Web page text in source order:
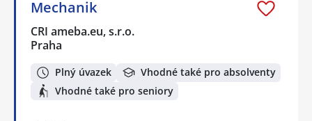
Mechanik
CRI ameba.eu, s.r.o.
Praha
Plný úvazek
Vhodné také pro absolventy
Vhodné také pro seniory